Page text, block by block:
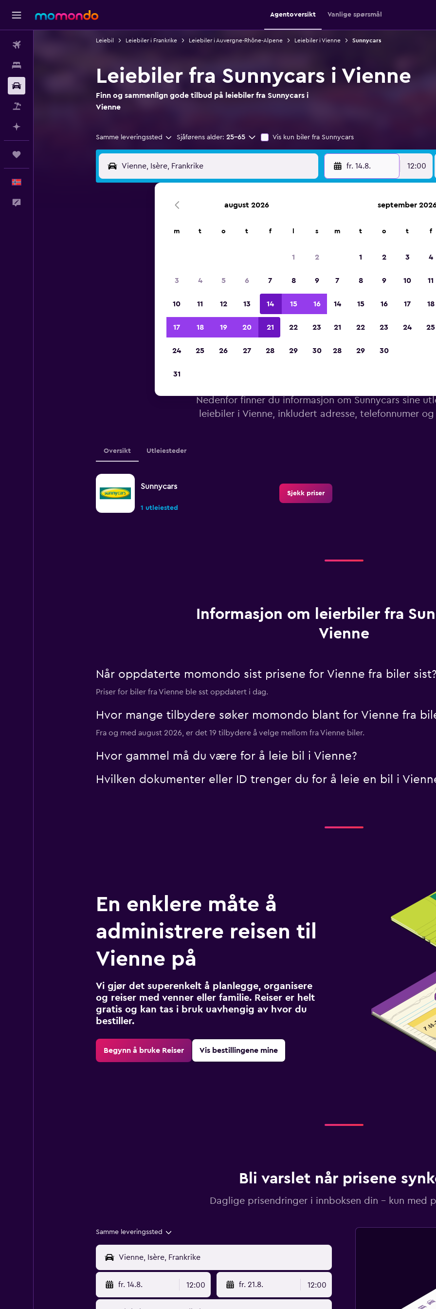
Agentoversikt Vanlige spørsmål
Leiebil Leiebiler i Frankrike Leiebiler i Auvergne-Rhône-Alpene Leiebiler i Vienne Sunnycars
Leiebiler fra Sunnycars i Vienne
Finn og sammenlign gode tilbud på leiebiler fra Sunnycars i
Vienne
Samme leveringssted Sjåførens alder: 25–65 Vis kun biler fra Sunnycars
fr. 14.8. 12:00
2023
Nedenfor finner du informasjon om Sunnycars sine
leiebiler i Vienne, inkludert adresse, telefonnumer
Oversikt Utleiesteder
Sunnycars
1 utleiested
Sjekk priser
Informasjon om leierbiler fra
Vienne
Når oppdaterte momondo sist prisene for Vienne fra biler sist?
Priser for biler fra Vienne ble sst oppdatert i dag.
Hvor mange tilbydere søker momondo blant for Vienne fra
Fra og med august 2026, er det 19 tilbydere å velge mellom fra Vienne biler.
Hvor gammel må du være for å leie bil i Vienne?
Hvilken dokumenter eller ID trenger du for å leie en bil i
En enklere måte å
administrere reisen til
Vienne på
Vi gjør det superenkelt å planlegge, organisere
og reiser med venner eller familie. Reiser er helt
gratis og kan tas i bruk uavhengig av hvor du
bestiller.
Begynn å bruke Reiser Vis bestillingene mine
Bli varslet når prisene
Daglige prisendringer i innboksen din – kun med
Samme leveringssted
fr. 14.8. 12:00 fr. 21.8. 12:00
august 2026
m t o t f s
1 2
3 4 5 6 7 8 9
10 11 12 13 14 15 16
17 18 19 20 21 22 23
24 25 26 27 28 29 30
31
september
m t o t f
1 2 3 4
7 8 9 10 11
14 15 16 17 18
21 22 23 24 25
28 29 30